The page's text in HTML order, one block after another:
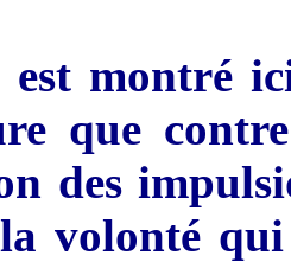
montré
que
des
volonté